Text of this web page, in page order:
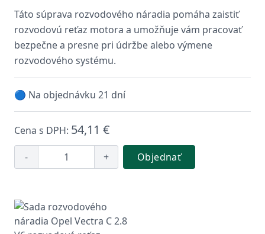
Táto súprava rozvodového náradia pomáha zaistiť
rozvodovú reťaz motora a umožňuje vám pracovať
bezpečne a presne pri údržbe alebo výmene
rozvodového systému.
🔵 Na objednávku 21 dní
Cena s DPH: 54,11 €
- + Objednať